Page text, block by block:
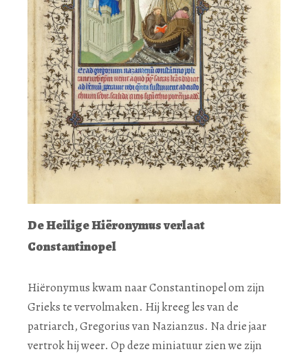
De Heilige Hiëronymus verlaat
Constantinopel
Hiëronymus kwam naar Constantinopel om zijn
Grieks te vervolmaken. Hij kreeg les van de
patriarch, Gregorius van Nazianzus. Na drie jaar
vertrok hij weer. Op deze miniatuur zien we zijn